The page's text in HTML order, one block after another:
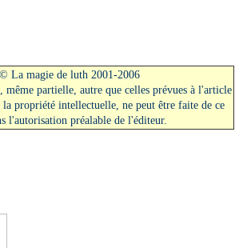
© La magie de luth 2001-2006
partielle, autre que celles prévues à l'article
propriété intellectuelle, ne peut être faite de ce
l'autorisation préalable de l'éditeur.